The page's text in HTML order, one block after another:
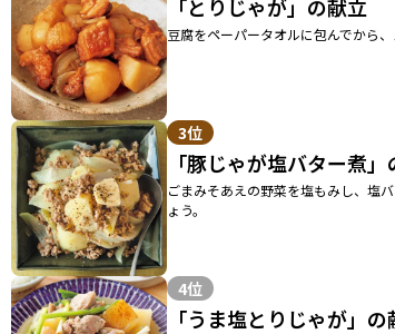
「とりじゃが」の献立
豆腐をペーパータオルに包んでから
3位
「豚じゃが塩バター煮
ごまみそあえの野菜を塩もみし、塩
ょう。
4位
「うま塩とりじゃが」の